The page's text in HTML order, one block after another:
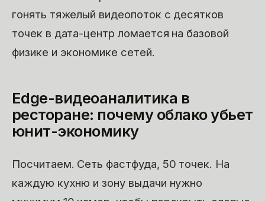
гонять тяжелый видеопоток с десятков
точек в дата-центр ломается на базовой
физике и экономике сетей.
Edge-видеоаналитика в
ресторане: почему облако убьет
юнит-экономику
Посчитаем. Сеть фастфуда, 50 точек. На
каждую кухню и зону выдачи нужно